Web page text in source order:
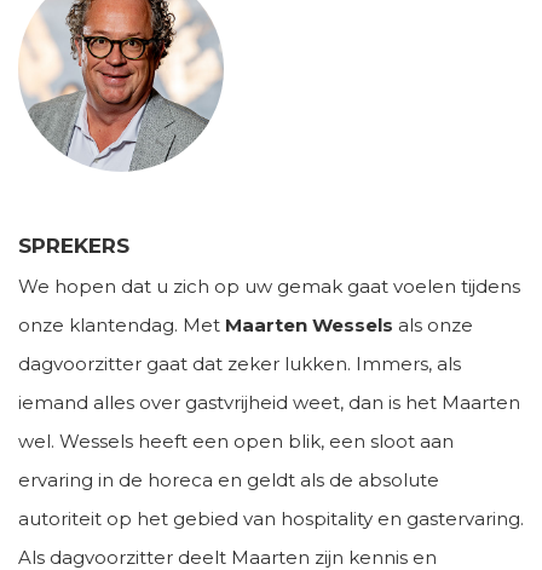
SPREKERS
We hopen dat u zich op uw gemak gaat voelen tijdens
onze klantendag. Met Maarten Wessels als onze
dagvoorzitter gaat dat zeker lukken. Immers, als
iemand alles over gastvrijheid weet, dan is het Maarten
wel. Wessels heeft een open blik, een sloot aan
ervaring in de horeca en geldt als de absolute
autoriteit op het gebied van hospitality en gastervaring.
Als dagvoorzitter deelt Maarten zijn kennis en